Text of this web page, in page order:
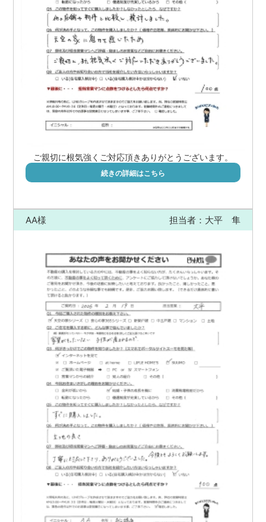
ご親切に根気強くご対応頂きありがとうございます。
続きの詳細はこちら
AA様 担当者：大平 隼